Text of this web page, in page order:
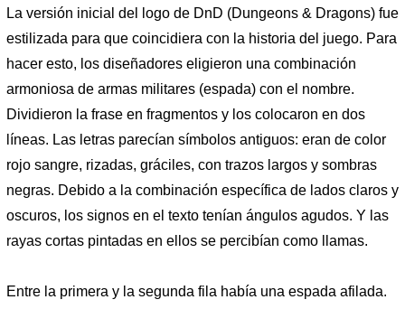
La versión inicial del logo de DnD (Dungeons & Dragons) fue
estilizada para que coincidiera con la historia del juego. Para
hacer esto, los diseñadores eligieron una combinación
armoniosa de armas militares (espada) con el nombre.
Dividieron la frase en fragmentos y los colocaron en dos
líneas. Las letras parecían símbolos antiguos: eran de color
rojo sangre, rizadas, gráciles, con trazos largos y sombras
negras. Debido a la combinación específica de lados claros y
oscuros, los signos en el texto tenían ángulos agudos. Y las
rayas cortas pintadas en ellos se percibían como llamas.
Entre la primera y la segunda fila había una espada afilada.